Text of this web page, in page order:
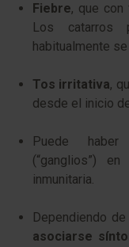
Fiebre, que con
Los catarros
habitualmente
Tos irritativa,
desde el inicio
Puede
(“ganglios”)
inmunitaria.
Dependiendo
asociarse